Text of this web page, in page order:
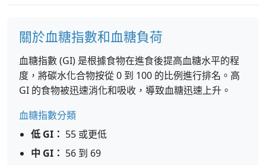
關於血糖指數和血糖負荷
血糖指數 (GI) 是根據食物在進食後提高血糖水平的程
度，將碳水化合物按從 0 到 100 的比例進行排名。高
GI 的食物被迅速消化和吸收，導致血糖迅速上升。
血糖指數分類
低 GI： 55 或更低
中 GI： 56 到 69